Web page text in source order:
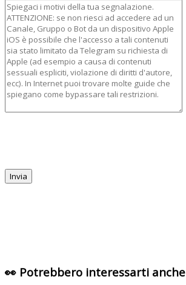
👀 Potrebbero interessarti anche